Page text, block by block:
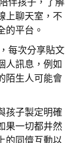
上聊天室，不
的平台。
每次分享貼文
人訊息，例如
陌生人可能會
孩子製定明確
果一切都井然